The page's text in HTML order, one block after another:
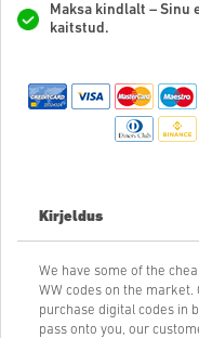
Maksa kindlalt –
kaitstud.
Kirjeldus
We have some of the
WW codes on the market.
purchase digital codes in
pass onto you, our